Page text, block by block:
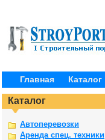
Главная Каталог
Каталог
Автоперевозки
Аренда спец. техники